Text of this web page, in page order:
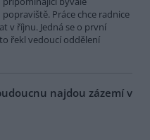
popraviště. Práce chce radnice
v říjnu. Jedná se o první
řekl vedoucí oddělení
najdou zázemí v